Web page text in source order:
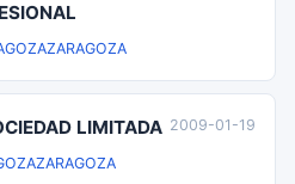
ZARAGOZA
LIMITADA
ZARAGOZA
2009-01-19